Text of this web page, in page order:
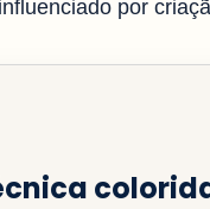
por